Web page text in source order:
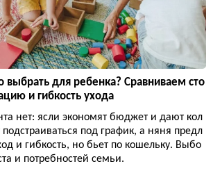
выбрать для ребенка? Сравниваем сто
и гибкость ухода
нет: ясли экономят бюджет и дают кол
под график, а няня предл
и гибкость, но бьет по кошельку. Выбо
и потребностей семьи.